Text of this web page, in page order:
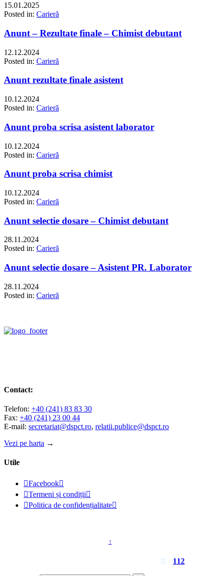
15.01.2025
Posted in: Carieră
Anunt – Rezultate finale – Chimist debutant
12.12.2024
Posted in: Carieră
Anunt rezultate finale asistent
10.12.2024
Posted in: Carieră
Anunt proba scrisa asistent laborator
10.12.2024
Posted in: Carieră
Anunt proba scrisa chimist
10.12.2024
Posted in: Carieră
Anunt selectie dosare – Chimist debutant
28.11.2024
Posted in: Carieră
Anunt selectie dosare – Asistent PR. Laborator
28.11.2024
Posted in: Carieră
Contact:
Telefon: +40 (241) 83 83 30
Fax: +40 (241) 23 00 44
E-mail: secretariat@dspct.ro, relatii.publice@dspct.ro
Vezi pe harta →
Utile
Facebook
Termeni și condiții
Politica de confidențialitate
↑
 112